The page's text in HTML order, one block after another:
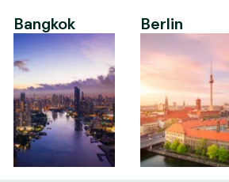
Bangkok Berlin